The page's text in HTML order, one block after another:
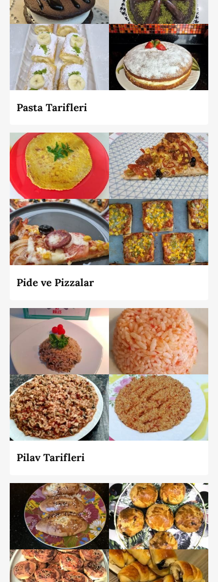
Pasta Tarifleri
Pide ve Pizzalar
Pilav Tarifleri